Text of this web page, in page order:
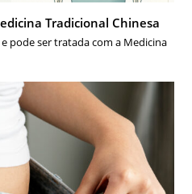
Tradicional Chinesa
pode ser tratada com a Medicina